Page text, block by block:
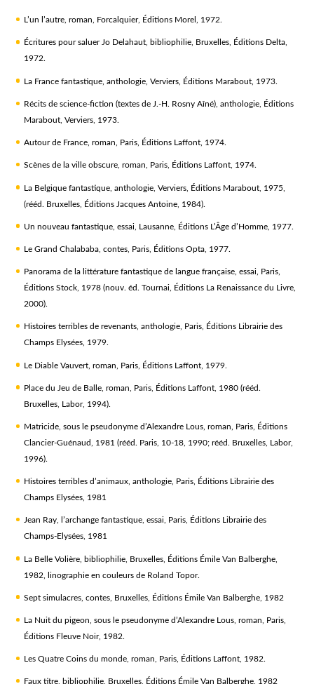
L’un l’autre, roman, Forcalquier, Éditions Morel, 1972.
Écritures pour saluer Jo Delahaut, bibliophilie, Bruxelles, Éditions Delta,
1972.
La France fantastique, anthologie, Verviers, Éditions Marabout, 1973.
Récits de science-fiction (textes de J.-H. Rosny Aîné), anthologie, Éditions
Marabout, Verviers, 1973.
Autour de France, roman, Paris, Éditions Laffont, 1974.
Scènes de la ville obscure, roman, Paris, Éditions Laffont, 1974.
La Belgique fantastique, anthologie, Verviers, Éditions Marabout, 1975,
(rééd. Bruxelles, Éditions Jacques Antoine, 1984).
Un nouveau fantastique, essai, Lausanne, Éditions L’Âge d’Homme, 1977.
Le Grand Chalababa, contes, Paris, Éditions Opta, 1977.
Panorama de la littérature fantastique de langue française, essai, Paris,
Éditions Stock, 1978 (nouv. éd. Tournai, Éditions La Renaissance du Livre,
2000).
Histoires terribles de revenants, anthologie, Paris, Éditions Librairie des
Champs Elysées, 1979.
Le Diable Vauvert, roman, Paris, Éditions Laffont, 1979.
Place du Jeu de Balle, roman, Paris, Éditions Laffont, 1980 (rééd.
Bruxelles, Labor, 1994).
Matricide, sous le pseudonyme d’Alexandre Lous, roman, Paris, Éditions
Clancier-Guénaud, 1981 (rééd. Paris, 10-18, 1990; rééd. Bruxelles, Labor,
1996).
Histoires terribles d’animaux, anthologie, Paris, Éditions Librairie des
Champs Elysées, 1981
Jean Ray, l’archange fantastique, essai, Paris, Éditions Librairie des
Champs-Elysées, 1981
La Belle Volière, bibliophilie, Bruxelles, Éditions Émile Van Balberghe,
1982, linographie en couleurs de Roland Topor.
Sept simulacres, contes, Bruxelles, Éditions Émile Van Balberghe, 1982
La Nuit du pigeon , sous le pseudonyme d’Alexandre Lous, roman, Paris,
Éditions Fleuve Noir, 1982.
Les Quatre Coins du monde, roman, Paris, Éditions Laffont, 1982.
Faux titre, bibliophilie, Bruxelles, Éditions Émile Van Balberghe, 1982